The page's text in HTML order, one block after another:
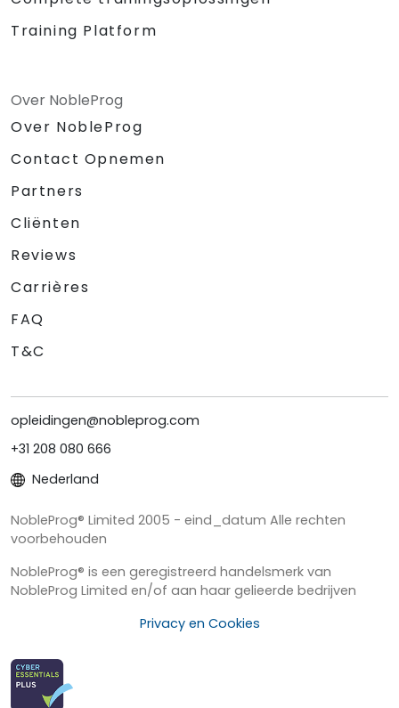
Training Platform
Over NobleProg
Over NobleProg
Contact Opnemen
Partners
Cliënten
Reviews
Carrières
FAQ
T&C
opleidingen@nobleprog.com
+31 208 080 666
Nederland
NobleProg® Limited 2005 - eind_datum Alle rechten
voorbehouden
NobleProg® is een geregistreerd handelsmerk van
NobleProg Limited en/of aan haar gelieerde bedrijven
Privacy en Cookies